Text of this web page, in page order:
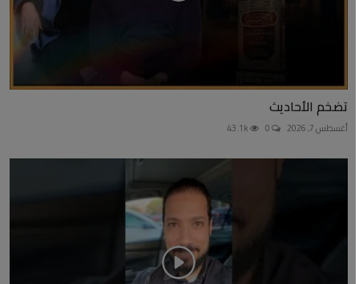
تضخم الأحاديث
أغسطس 7, 2026 0
43.1k